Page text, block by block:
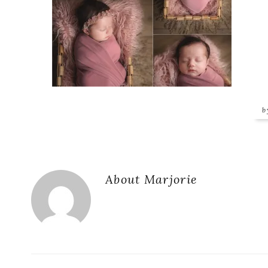
Reader
Interactions
About Marjorie